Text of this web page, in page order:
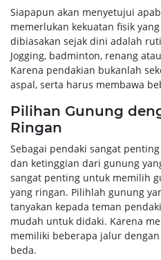
Siapapun akan menyetujui
memerlukan kekuatan fisik
dibiasakan sejak dini adalah
Jogging, badminton, renang
Karena pendakian bukanlah
aspal, serta harus membawa
Pilihan Gunung
Ringan
Sebagai pendaki sangat
dan ketinggian dari gunung
sangat penting untuk memilih
yang ringan. Pilihlah gunung
tanyakan kepada teman
mudah untuk didaki. Karena
memiliki beberapa jalur
beda.